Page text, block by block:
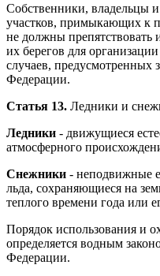
Собственники, владельцы
участков, примыкающих к
не должны препятствовать
их берегов для
случаев, предусмотренных
Федерации.
Статья 13. Ледники и
Ледники - движущиеся
атмосферного
Снежники - неподвижные
льда, сохраняющиеся на
теплого времени года или
Порядок использования и
определяется водным
Федерации.